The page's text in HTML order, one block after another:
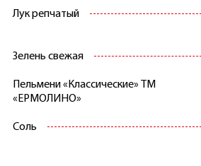
Лук репчатый
Зелень свежая
Пельмени «Классические» ТМ
«ЕРМОЛИНО»
Соль